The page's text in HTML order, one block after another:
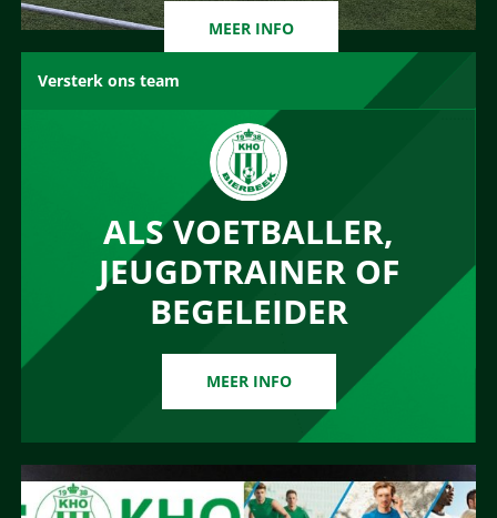
MEER INFO
Versterk ons team
ALS VOETBALLER,
JEUGDTRAINER OF
BEGELEIDER
MEER INFO